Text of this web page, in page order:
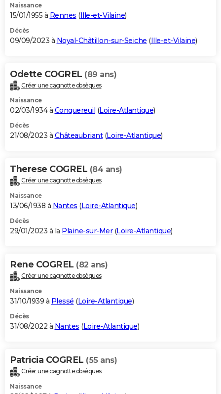
Naissance
15/01/1955 à Rennes (Ille-et-Vilaine)
Décès
09/09/2023 à Noyal-Châtillon-sur-Seiche (Ille-et-Vilaine)
Odette COGREL (89 ans)
Créer une cagnotte obsèques
Naissance
02/03/1934 à Conquereuil (Loire-Atlantique)
Décès
21/08/2023 à Châteaubriant(Loire-Atlantique)
Therese COGREL (84 ans)
Créer une cagnotte obsèques
Naissance
13/06/1938 à Nantes (Loire-Atlantique)
Décès
29/01/2023 à la Plaine-sur-Mer(Loire-Atlantique)
Rene COGREL (82 ans)
Créer une cagnotte obsèques
Naissance
31/10/1939 à Plessé (Loire-Atlantique)
Décès
31/08/2022 à Nantes (Loire-Atlantique)
Patricia COGREL (55 ans)
Créer une cagnotte obsèques
Naissance